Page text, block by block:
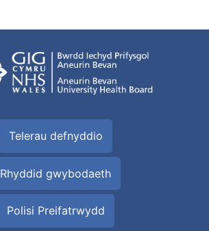
Telerau defnyddio
Rhyddid gwybodaeth
Polisi Preifatrwydd